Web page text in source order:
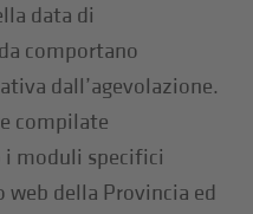
data di
comportano
dall’agevolazione.
compilate
moduli specifici
della Provincia ed